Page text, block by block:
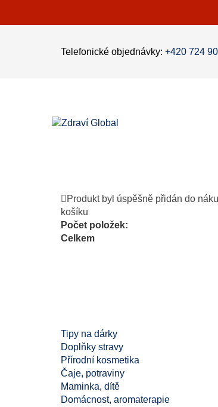
Telefonické objednávky: +420 724
Produkt byl úspěšně přidán do
košíku
Počet položek:
Celkem
Tipy na dárky
Doplňky stravy
Přírodní kosmetika
Čaje, potraviny
Maminka, dítě
Domácnost, aromaterapie